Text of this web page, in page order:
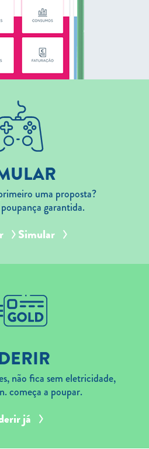
uma proposta?
garantida.
Simular
não fica sem eletricidade,
começa a poupar.
já